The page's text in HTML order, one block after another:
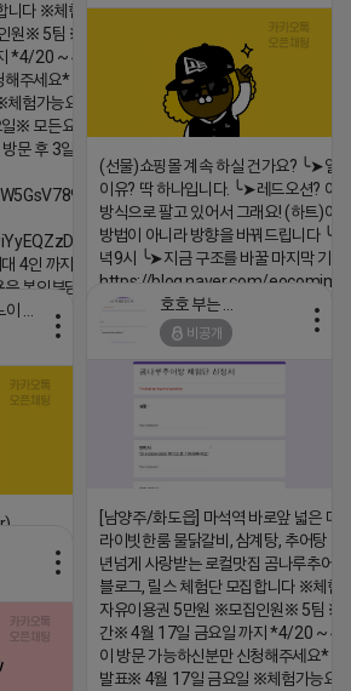
니다 ※체험메뉴※
원※ 5팀 ※모집기
*4/20 ~ 4/26 사
주세요* ※체험단
험가능요일※ 모
※ 모든요일 12 ~
문 후 3일 이내 ※
4인 까지 가능 체
본인부담입니다.
(선물)쇼핑몰 계속 하실 건가요? ╰➤열
이유? 딱 하나입니다. ╰➤레드오션? 아
방식으로 팔고 있어서 그래요! (하트)이
방법이 아니라 방향을 바꿔드립니다
녁9시 ╰➤지금 구조를 바꿀 마지막 기회
https://blog.naver.com/eocomim/
2026-04-18 17:15
비공개
[남양주/화도읍] 마석역 바로앞 넓은 매
라이빗한룸 물닭갈비, 삼계탕, 추어탕 맛
년넘게 사랑받는 로컬맛집 곰나루추어
블로그, 릴스 체험단 모집합니다 ※체험
자유이용권 5만원 ※모집인원※ 5팀 ※
간※ 4월 17일 금요일 까지 *4/20 ~ 4/
이 방문 가능하신분만 신청해주세요* ※
발표※ 4월 17일 금요일 ※체험가능요